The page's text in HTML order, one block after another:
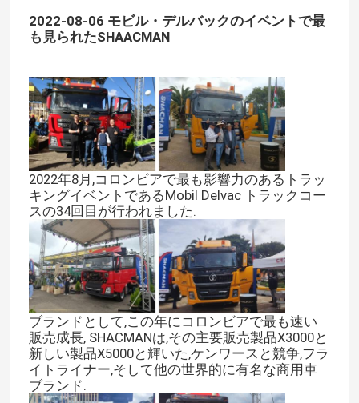
2022-08-06 モビル・デルバックのイベントで最
も見られたSHAACMAN
2022年8月,コロンビアで最も影響力のあるトラッ
キングイベントであるMobil Delvac トラックコー
スの34回目が行われました.
ブランドとして,この年にコロンビアで最も速い
販売成長, SHACMANは,その主要販売製品X3000と
新しい製品X5000と輝いた,ケンワースと競争,フラ
イトライナー,そして他の世界的に有名な商用車
ブランド.